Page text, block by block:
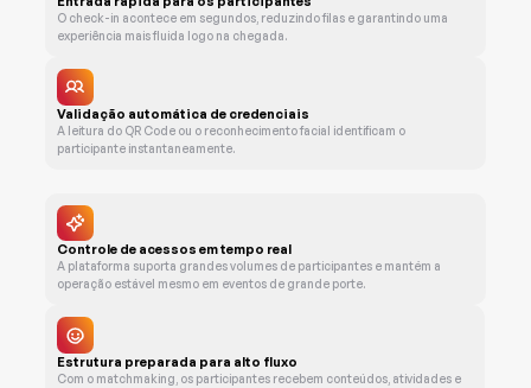
O check-in acontece em segundos, reduzindo filas e garantindo uma
experiência mais fluida logo na chegada.
Validação automática de credenciais
A leitura do QR Code ou o reconhecimento facial identificam o
participante instantaneamente.
Controle de acessos em tempo real
A plataforma suporta grandes volumes de participantes e mantém a
operação estável mesmo em eventos de grande porte.
Estrutura preparada para alto fluxo
Com o matchmaking, os participantes recebem conteúdos, atividades e